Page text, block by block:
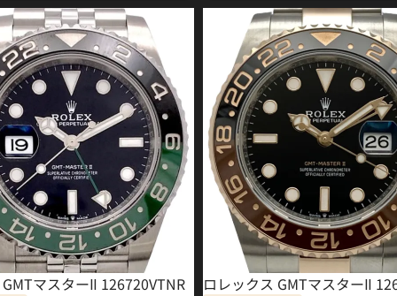
マスターⅡ 126720VTNR
ロレックス GMTマスターⅡ